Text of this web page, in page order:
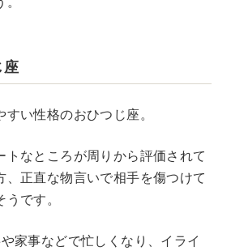
い性格のおひつじ座。
トなところが周りから評価されて
、正直な物言いで相手を傷つけて
です。
家事などで忙しくなり、イライ